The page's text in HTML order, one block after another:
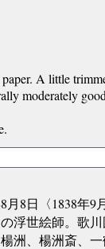
A little
moderately
8日〈1838年9
浮世絵師。歌
洲、楊洲斎、